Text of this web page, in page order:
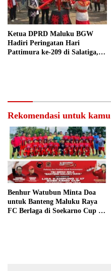
Ketua DPRD Maluku BGW
Hadiri Peringatan Hari
Pattimura ke-209 di Salatiga,
Rekomendasi untuk kamu
Benhur Watubun Minta Doa
untuk Banteng Maluku Raya
FC Berlaga di Soekarno Cup U-